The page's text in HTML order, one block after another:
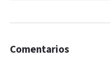
Comentarios